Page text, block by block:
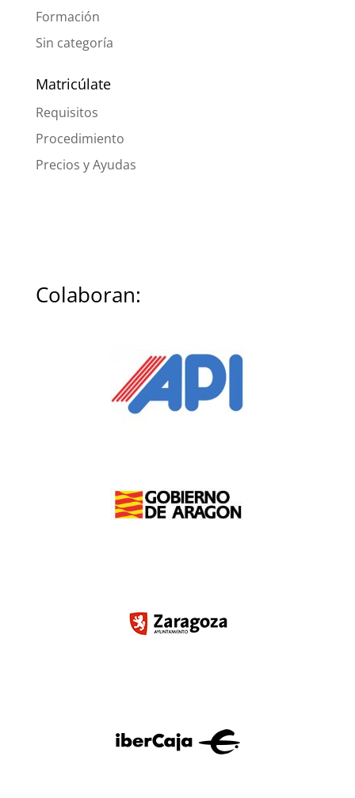
Formación
Sin categoría
Matricúlate
Requisitos
Procedimiento
Precios y Ayudas
Colaboran: